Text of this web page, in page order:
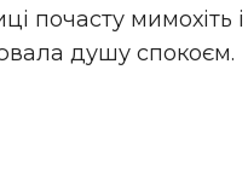
почасту
душу спокоєм.